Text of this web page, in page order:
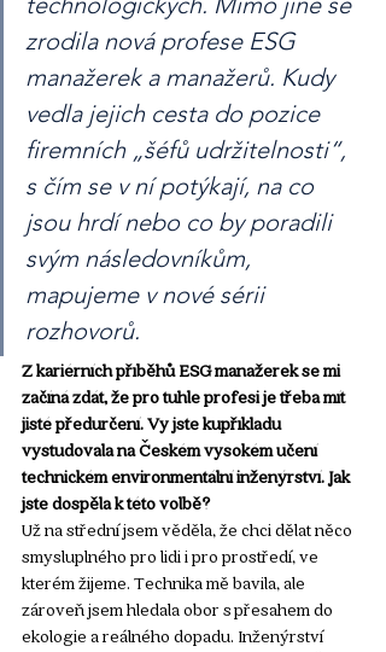
zrodila nová profese ESG
manažerek a manažerů. Kudy
vedla jejich cesta do pozice
firemních „šéfů udržitelnosti“,
s čím se v ní potýkají, na co
jsou hrdí nebo co by poradili
svým následovníkům,
mapujeme v nové sérii
rozhovorů.
Z kariérních příběhů ESG manažerek se mi
začíná zdát, že pro tuhle profesi je třeba mít
jisté předurčení. Vy jste kupříkladu
vystudovala na Českém vysokém učení
technickém environmentální inženýrství. Jak
jste dospěla k této volbě?
Už na střední jsem věděla, že chci dělat něco
smysluplného pro lidi i pro prostředí, ve
kterém žijeme. Technika mě bavila, ale
zároveň jsem hledala obor s přesahem do
ekologie a reálného dopadu. Inženýrství